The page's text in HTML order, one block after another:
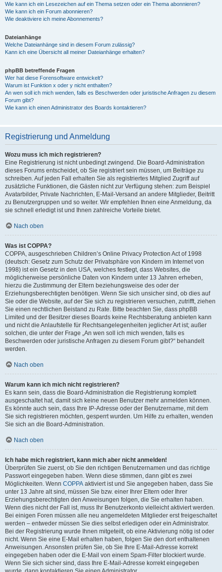
Wie kann ich ein Lesezeichen auf ein Thema setzen oder ein Thema abonnieren?
Wie kann ich ein Forum abonnieren?
Wie deaktiviere ich meine Abonnements?
Dateianhänge
Welche Dateianhänge sind in diesem Forum zulässig?
Kann ich eine Übersicht all meiner Dateianhänge erhalten?
phpBB betreffende Fragen
Wer hat diese Forensoftware entwickelt?
Warum ist Funktion x oder y nicht enthalten?
An wen soll ich mich wenden, falls es Beschwerden oder juristische Anfragen zu diesem
Forum gibt?
Wie kann ich einen Administrator des Boards kontaktieren?
Registrierung und Anmeldung
Wozu muss ich mich registrieren?
Eine Registrierung ist nicht unbedingt zwingend. Die Board-Administration
dieses Forums entscheidet, ob Sie registriert sein müssen, um Beiträge zu
schreiben. Auf jeden Fall erhalten Sie als registriertes Mitglied Zugriff auf
zusätzliche Funktionen, die Gästen nicht zur Verfügung stehen: zum Beispiel
Avatarbilder, Private Nachrichten, E-Mail-Versand an andere Mitglieder, Beitritt
zu Benutzergruppen und so weiter. Wir empfehlen Ihnen eine Anmeldung, da
sie schnell erledigt ist und Ihnen zahlreiche Vorteile bietet.
Nach oben
Was ist COPPA?
COPPA, ausgeschrieben Children’s Online Privacy Protection Act of 1998
(deutsch: Gesetz zum Schutz der Privatsphäre von Kindern im Internet von
1998) ist ein Gesetz in den USA, welches festlegt, dass Websites, die
möglicherweise persönliche Daten von Kindern unter 13 Jahren erheben,
hierzu die Zustimmung der Eltern beziehungsweise des oder der
Erziehungsberechtigten benötigen. Wenn Sie sich unsicher sind, ob dies auf
Sie oder die Website, auf der Sie sich zu registrieren versuchen, zutrifft, ziehen
Sie einen rechtlichen Beistand zu Rate. Bitte beachten Sie, dass phpBB
Limited und der Besitzer dieses Boards keine Rechtsberatung anbieten kann
und nicht die Anlaufstelle für Rechtsangelegenheiten jeglicher Art ist; außer
solchen, die unter der Frage „An wen soll ich mich wenden, falls es
Beschwerden oder juristische Anfragen zu diesem Forum gibt?“ behandelt
werden.
Nach oben
Warum kann ich mich nicht registrieren?
Es kann sein, dass die Board-Administration die Registrierung komplett
ausgeschaltet hat, damit sich keine neuen Benutzer mehr anmelden können.
Es könnte auch sein, dass Ihre IP-Adresse oder der Benutzername, mit dem
Sie sich registrieren möchten, gesperrt wurden. Um Hilfe zu erhalten, wenden
Sie sich an die Board-Administration.
Nach oben
Ich habe mich registriert, kann mich aber nicht anmelden!
Überprüfen Sie zuerst, ob Sie den richtigen Benutzernamen und das richtige
Passwort eingegeben haben. Wenn diese stimmen, dann gibt es zwei
Möglichkeiten. Wenn COPPA aktiviert ist und Sie angegeben haben, dass Sie
unter 13 Jahre alt sind, müssen Sie bzw. einer Ihrer Eltern oder Ihrer
Erziehungsberechtigten den Anweisungen folgen, die Sie erhalten haben.
Wenn dies nicht der Fall ist, muss Ihr Benutzerkonto vielleicht aktiviert werden.
Bei einigen Foren müssen alle neu angemeldeten Mitglieder erst freigeschaltet
werden – entweder müssen Sie dies selbst erledigen oder ein Administrator.
Bei der Registrierung wurde Ihnen mitgeteilt, ob eine Aktivierung nötig ist oder
nicht. Wenn Sie eine E-Mail erhalten haben, folgen Sie den dort enthaltenen
Anweisungen. Ansonsten prüfen Sie, ob Sie Ihre E-Mail-Adresse korrekt
eingegeben haben oder die E-Mail von einem Spam-Filter blockiert wurde.
Wenn Sie sich sicher sind, dass Ihre E-Mail-Adresse korrekt eingegeben